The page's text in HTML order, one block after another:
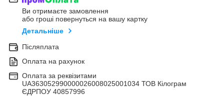
Ви отримаєте замовлення
або гроші повернуться на вашу картку
Детальніше
Післяплата
Оплата на рахунок
Оплата за реквізитами
UA363052990000026008025001034 ТОВ Кілограм
ЄДРПОУ 40857996